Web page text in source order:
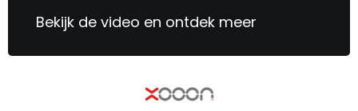
Bekijk de video en ontdek meer